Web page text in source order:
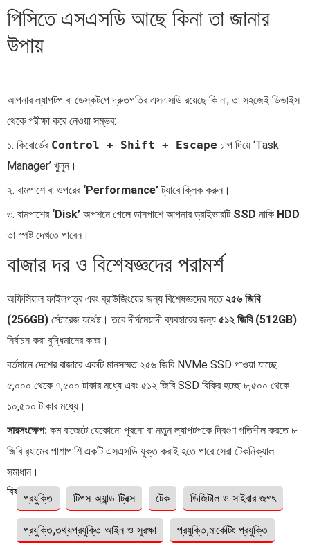
পিসিতে এসএসডি আছে কিনা তা জানার
উপায়
আপনার ল্যাপটপ বা ডেস্কটপে দ্রুতগতির এসএসডি রয়েছে কি না, তা সহজেই ডিভাইস
থেকে পরীক্ষা করে নেওয়া সম্ভব:
১. কিবোর্ডের Control + Shift + Escape চাপ দিয়ে ‘Task
Manager’ খুলুন।
২. বামপাশে বা ওপরের ‘Performance’ট্যাবে ক্লিক করুন।
৩. বামপাশের ‘Disk’ অপশনে গেলে ডানপাশে আপনার ড্রাইভারটি SSD নাকি HDD
তা স্পষ্ট দেখতে পাবেন।
বাজার দর ও বিশেষজ্ঞদের পরামর্শ
অফিসিয়াল ফাইলপত্র এবং ব্রাউজিংয়ের জন্য বিশেষজ্ঞদের মতে২৫৬ জিবি
(256GB) স্টোরেজ যথেষ্ট। তবে দীর্ঘমেয়াদী ব্যবহারের জন্য ৫১২ জিবি (512GB)
নির্বাচন করা বুদ্ধিমানের কাজ।
বর্তমানে দেশের বাজারে একটি মানসম্মত ২৫৬ জিবি NVMe SSD পাওয়া যাচ্ছে
৫,০০০ থেকে ৭,৫০০ টাকার মধ্যে এবং ৫১২ জিবি SSD বিক্রি হচ্ছে ৮,৫০০ থেকে
১০,৫০০ টাকার মধ্যে।
সারসংক্ষেপ: কম বাজেটে যেকোনো পুরনো বা নতুন ল্যাপটপকে দ্বিগুণ গতিশীল করতে ৮
জিবি র‍্যামের পাশাপাশি একটি এসএসডি যুক্ত করাই হতে পারে সেরা টেকনিক্যাল
সমাধান।
বিষয়ঃ প্রযুক্তি টিপস অ্যান্ড ট্রিক্স টেক ডিজিটাল ও সাইবার জগৎ
প্রযুক্তি,তথ্যপ্রযুক্তি আইন ও সুরক্ষা প্রযুক্তি,মার্কেটিং প্রযুক্তি